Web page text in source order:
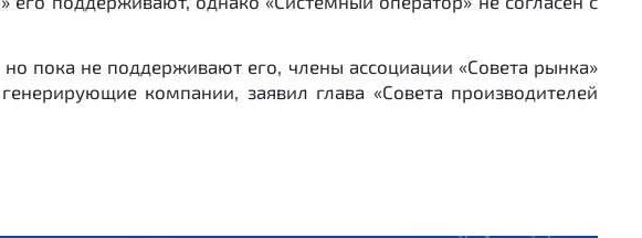
пока не поддерживают его, члены ассоциации «Совета рынка»
компании, заявил глава «Совета производителей